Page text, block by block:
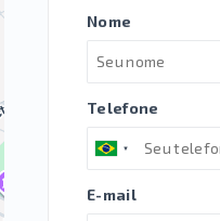
Nome
Telefone
E-mail